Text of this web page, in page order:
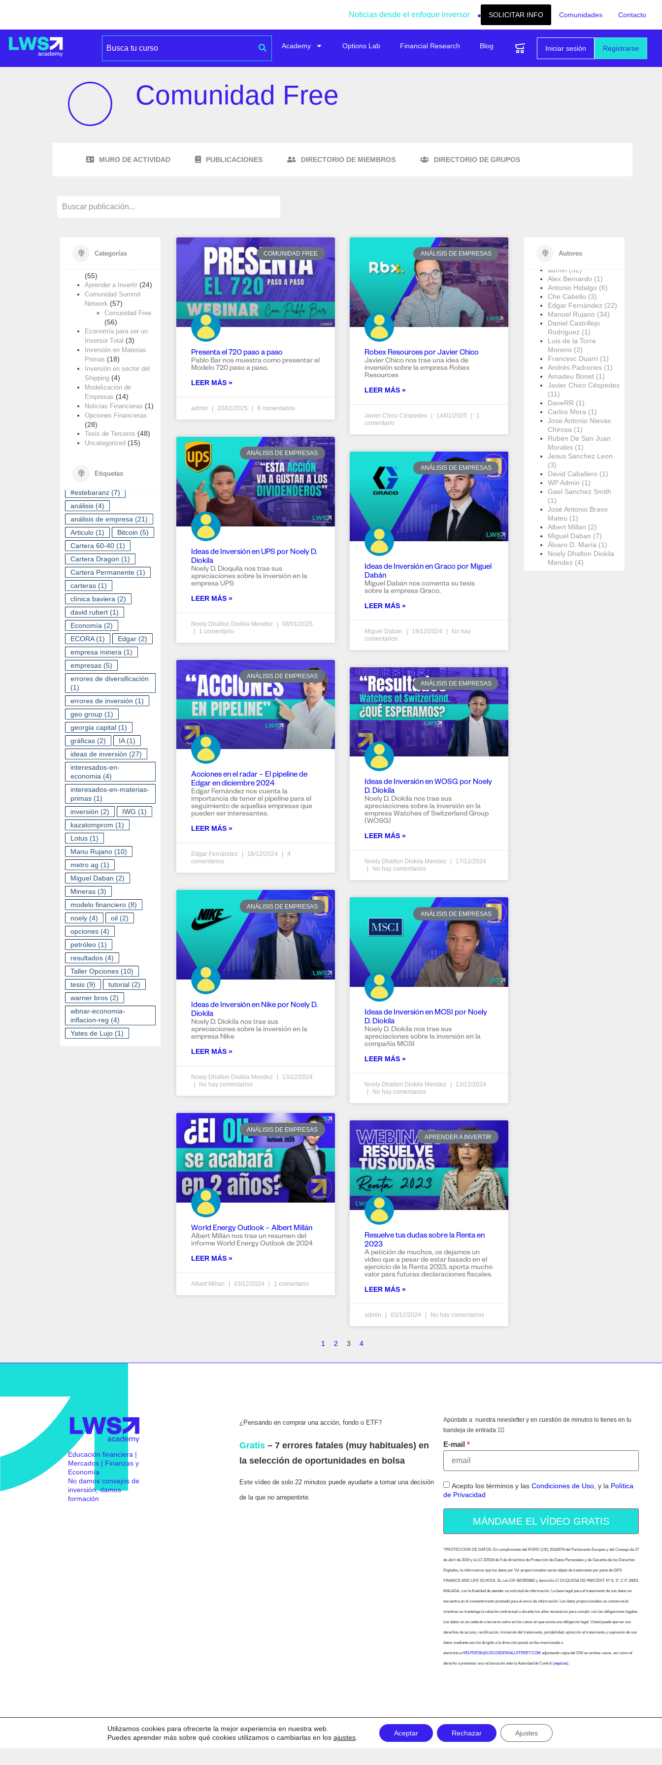
Noticias desde el enfoque inversor SOLICITAR INFO Comunidades Contacto
Registrarse
Iniciar sesión
Academy Options Lab Financial Research Blog
Comunidad Free
MURO DE ACTIVIDAD PUBLICACIONES DIRECTORIO DE MIEMBROS DIRECTORIO DE GRUPOS
Categorías
Categorías
(55)
Aprender a Invertir (24)
Comunidad Summit
Network (57)
Comunidad Free
(56)
Economía para ser un
Inversor Total (3)
Inversión en Materias
Primas (18)
Inversión en sector del
Shipping (4)
Modelización de
Empresas (14)
Noticias Financieras (1)
Opciones Financieras
(28)
Tesis de Terceros (48)
Uncategorized (15)
Etiquetas
ETIQUETAS
#estebaranz (7)
análisis (4)
análisis de empresa (21)
Articulo (1) Bitcoin (5)
Cartera 60-40 (1)
Cartera Dragon (1)
Cartera Permanente (1)
carteras (1)
clínica baviera (2)
david rubert (1)
Economía (2)
ECORA(1) Edgar (2)
empresa minera (1)
empresas (5)
errores de diversificación
(1)
errores de inversión (1)
geo group (1)
georgia capital (1)
gráficas (2) IA(1)
ideas de inversión (27)
interesados-en-
economia (4)
interesados-en-materias-
primas (1)
inversión (2) IWG (1)
kazatomprom (1)
Lotus (1)
Manu Rujano (10)
metro ag (1)
Miguel Daban (2)
Mineras (3)
modelo financiero (8)
noely (4) oil (2)
opciones (4)
petróleo (1)
resultados (4)
Taller Opciones (10)
tesis (9) tutorial (2)
warner bros (2)
wbnar-economia-
inflacion-reg (4)
Yates de Lujo (1)
COMUNIDAD FREE
Presenta el 720 paso a paso
Pablo Bar nos muestra como presentar el
Modelo 720 paso a paso.
LEER MÁS »
admin 20/01/2025 8 comentarios
ANÁLISIS DE EMPRESAS
Robex Resources por Javier Chico
Javier Chico nos trae una idea de
inversión sobre la empresa Robex
Resources
LEER MÁS »
Javier Chico Céspedes 14/01/2025
1
comentario
ANÁLISIS DE EMPRESAS
Ideas de Inversión en UPS por Noely D.
Diokila
Noely D. Dioquila nos trae sus
apreciaciones sobre la inversión en la
empresa UPS
LEER MÁS »
Noely Dhalton Diokila Mendez
08/01/2025
1 comentario
ANÁLISIS DE EMPRESAS
Ideas de Inversión en Graco por Miguel
Dabán
Miguel Dabán nos comenta su tesis
sobre la empresa Graco.
LEER MÁS »
Miguel Daban 19/12/2024
No hay
comentarios
ANÁLISIS DE EMPRESAS
Acciones en el radar – El pipeline de
Edgar en diciembre 2024
Edgar Fernández nos cuenta la
importancia de tener el pipeline para el
seguimiento de aquellas empresas que
pueden ser interesantes.
LEER MÁS »
Edgar Fernández 18/12/2024
4
comentarios
ANÁLISIS DE EMPRESAS
Ideas de Inversión en WOSG por Noely
D. Diokila
Noely D. Diokila nos trae sus
apreciaciones sobre la inversión en la
empresa Watches of Switzerland Group
(WOSG)
LEER MÁS »
Noely Dhalton Diokila Mendez
17/12/2024
No hay comentarios
ANÁLISIS DE EMPRESAS
Ideas de Inversión en Nike por Noely D.
Diokila
Noely D. Diokila nos trae sus
apreciaciones sobre la inversión en la
empresa Nike
LEER MÁS »
Noely Dhalton Diokila Mendez
13/12/2024
No hay comentarios
ANÁLISIS DE EMPRESAS
Ideas de Inversión en MCSI por Noely
D. Diokila
Noely D. Diokila nos trae sus
apreciaciones sobre la inversión en la
compañía MCSI
LEER MÁS »
Noely Dhalton Diokila Mendez
13/12/2024
No hay comentarios
ANÁLISIS DE EMPRESAS
World Energy Outlook – Albert Millán
Albert Millán nos trae un resumen del
informe World Energy Outlook de 2024
LEER MÁS »
Albert Millan 03/12/2024 1 comentario
APRENDER A INVERTIR
Resuelve tus dudas sobre la Renta en
2023
A petición de muchos, os dejamos un
video que a pesar de estar basado en el
ejercicio de la Renta 2023, aporta mucho
valor para futuras declaraciones fiscales.
LEER MÁS »
admin 03/12/2024 No hay comentarios
1 2 3 4
Autores
admin (52)
Alex Bernardo (1)
Antonio Hidalgo (6)
Che Cabello (3)
Edgar Fernández (22)
Manuel Rujano (34)
Daniel Castrillejo
Rodriguez (1)
Luis de la Torre
Moreno (2)
Francesc Duarri (1)
Andrés Padrones (1)
Amadeu Bonet (1)
Javier Chico Céspedes
(11)
DaveRR (1)
Carlos Mora (1)
Jose Antonio Nievas
Chirosa (1)
Rubén De San Juan
Morales (1)
Jesus Sanchez Leon
(3)
David Caballero (1)
WP Admin (1)
Gael Sanchez Smith
(1)
José Antonio Bravo
Mateu (1)
Albert Millan (2)
Miguel Daban (7)
Álvaro D. María (1)
Noely Dhalton Diokila
Mendez (4)
Educación financiera |
Mercados | Finanzas y
Economía
No damos consejos de
inversión, damos
formación
¿Pensando en comprar una acción, fondo o ETF?
Gratis– 7 errores fatales (muy habituales) en
la selección de oportunidades en bolsa
Este vídeo de solo 22 minutos puede ayudarte a tomar una decisión
de la que no arrepentirte.
Apúntate a nuestra newsletter y en cuestión de minutos lo tienes en tu
bandeja de entrada 👇🏻
E-mail
Acepto los términos y las Condiciones de Uso, y la Política
de Privacidad
MÁNDAME EL VÍDEO GRATIS
“PROTECCION DE DATOS: En cumplimiento del RGPD (UE) 2016/679 del Parlamento Europeo y del Consejo de 27
de abril de 2016 y la LO 3/2018 de 5 de diciembre de Protección de Datos Personales y de Garantía de los Derechos
Digitales, le informamos que los datos por Vd. proporcionados serán objeto de tratamiento por parte de LWS
FINANCE AND LIFE SCHOOL SL con CIF B67855882 y domicilio C/ DUQUESA DE PARCENT Nº 8, 1º, C.P. 29001
MALAGA, con la finalidad de atender su solicitud de información. La base legal para el tratamiento de sus datos se
encuentra en el consentimiento prestado para el envío de información. Los datos proporcionados se conservarán
mientras se mantenga la relación contractual o durante los años necesarios para cumplir con las obligaciones legales.
Los datos no se cederán a terceros salvo en los casos en que exista una obligación legal. Usted puede ejercer sus
derechos de acceso, rectificación, limitación del tratamiento, portabilidad, oposición al tratamiento y supresión de sus
datos mediante escrito dirigido a la dirección postal arriba mencionada o
electrónica HELPDESK@LOCOSDEWALLSTREET.COM adjuntando copia del DNI en ambos casos, así como el
derecho a presentar una reclamación ante la Autoridad de Control (aepd.es).
Utilizamos cookies para ofrecerte la mejor experiencia en nuestra web.
Puedes aprender más sobre qué cookies utilizamos o cambiarlas en los ajustes.
Aceptar Rechazar Ajustes